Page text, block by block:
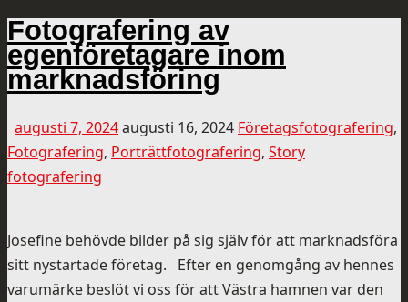
Fotografering av
egenföretagare inom
marknadsföring
augusti 7, 2024augusti 16, 2024 Företagsfotografering,
Fotografering, Porträttfotografering, Story
fotografering
Josefine behövde bilder på sig själv för att marknadsföra
sitt nystartade företag. Efter en genomgång av hennes
varumärke beslöt vi oss för att Västra hamnen var den